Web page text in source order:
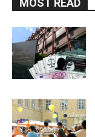
MOST READ